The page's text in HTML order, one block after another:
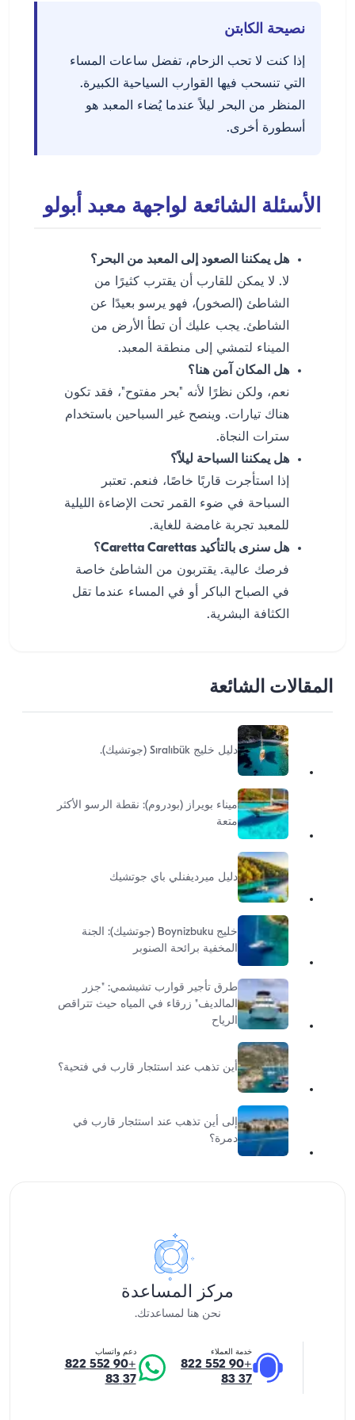
نصيحة الكابتن
إذا كنت لا تحب الزحام، تفضل ساعات المساء
التي تنسحب فيها القوارب السياحية الكبيرة.
المنظر من البحر ليلاً عندما يُضاء المعبد هو
أسطورة أخرى.
الأسئلة الشائعة لواجهة معبد أبولو
هل يمكننا الصعود إلى المعبد من البحر؟
لا. لا يمكن للقارب أن يقترب كثيرًا من
الشاطئ (الصخور)، فهو يرسو بعيدًا عن
الشاطئ. يجب عليك أن تطأ الأرض من
الميناء لتمشي إلى منطقة المعبد.
هل المكان آمن هنا؟
نعم، ولكن نظرًا لأنه "بحر مفتوح"، فقد تكون
هناك تيارات. وينصح غير السباحين باستخدام
سترات النجاة.
هل يمكننا السباحة ليلاً؟
إذا استأجرت قاربًا خاصًا، فنعم. تعتبر
السباحة في ضوء القمر تحت الإضاءة الليلية
للمعبد تجربة غامضة للغاية.
هل سنرى بالتأكيد Caretta Carettas؟
فرصك عالية. يقتربون من الشاطئ خاصة
في الصباح الباكر أو في المساء عندما تقل
الكثافة البشرية.
المقالات الشائعة
دليل خليج Sıralıbük (جوتشيك).
ميناء بويراز (بودروم): نقطة الرسو الأكثر
متعة
دليل ميرديفنلي باي جوتشيك
خليج Boynizbuku (جوتشيك): الجنة
المخفية برائحة الصنوبر
طرق تأجير قوارب تشيشمي: "جزر
المالديف" زرقاء في المياه حيث تتراقص
الرياح
أين تذهب عند استئجار قارب في فتحية؟
إلى أين تذهب عند استئجار قارب في
دمرة؟
مركز المساعدة
نحن هنا لمساعدتك.
خدمة العملاء
+90 552 822
37 83
دعم واتساب
+90 552 822
37 83